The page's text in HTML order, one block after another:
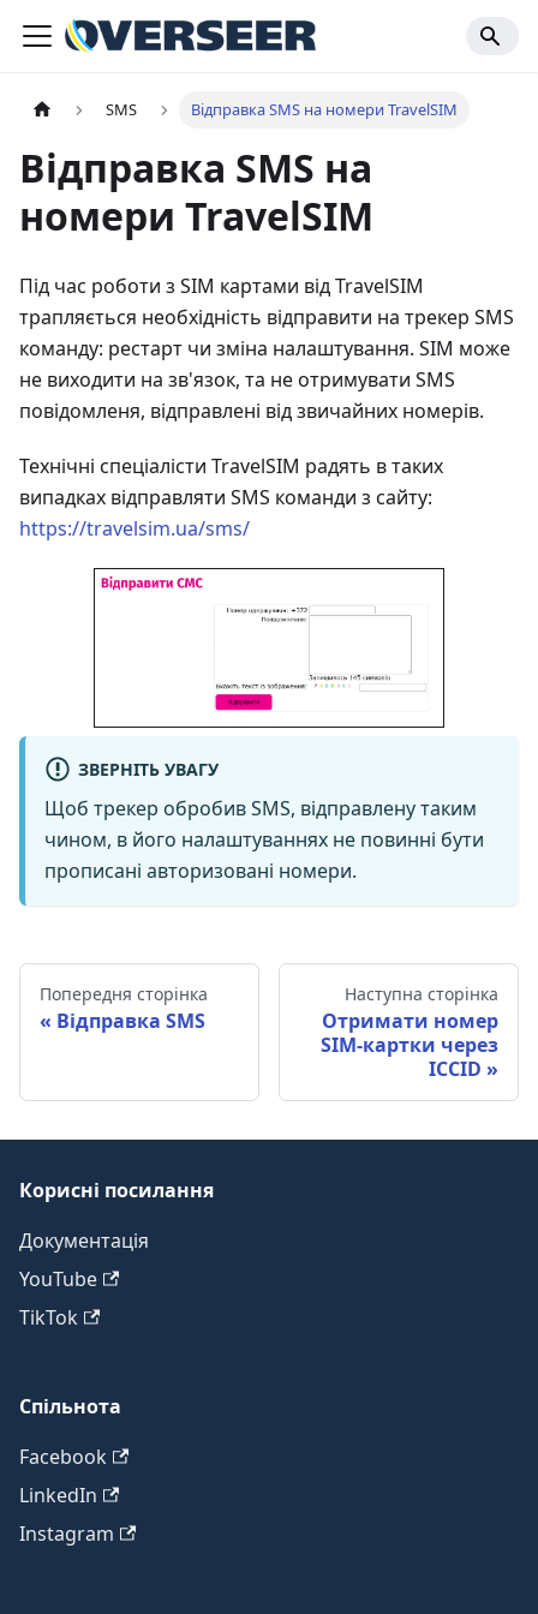
SMS Відправка SMS на номери TravelSIM
Відправка SMS на
номери TravelSIM
Під час роботи з SIM картами від TravelSIM
трапляється необхідність відправити на трекер SMS
команду: рестарт чи зміна налаштування. SIM може
не виходити на зв'язок, та не отримувати SMS
повідомленя, відправлені від звичайних номерів.
Технічні спеціалісти TravelSIM радять в таких
випадках відправляти SMS команди з сайту:
https://travelsim.ua/sms/
ЗВЕРНІТЬ УВАГУ
Щоб трекер обробив SMS, відправлену таким
чином, в його налаштуваннях не повинні бути
прописані авторизовані номери.
Попередня сторінка
Відправка SMS
Наступна сторінка
Отримати номер
SIM-картки через
ICCID
Корисні посилання
Документація
YouTube
TikTok
Спільнота
Facebook
LinkedIn
Instagram